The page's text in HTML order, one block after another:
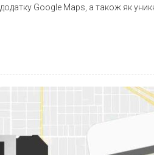
Google Maps, а також як